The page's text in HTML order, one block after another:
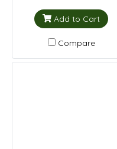
Add to Cart
Compare